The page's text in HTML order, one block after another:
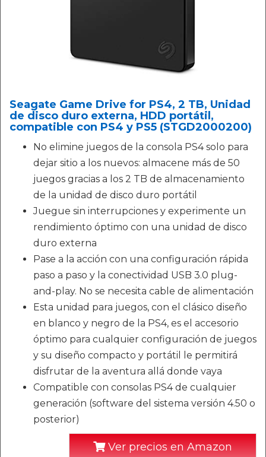
Seagate Game Drive for PS4, 2 TB, Unidad
de disco duro externa, HDD portátil,
compatible con PS4 y PS5 (STGD2000200)
No elimine juegos de la consola PS4 solo para
dejar sitio a los nuevos: almacene más de 50
juegos gracias a los 2 TB de almacenamiento
de la unidad de disco duro portátil
Juegue sin interrupciones y experimente un
rendimiento óptimo con una unidad de disco
duro externa
Pase a la acción con una configuración rápida
paso a paso y la conectividad USB 3.0 plug-
and-play. No se necesita cable de alimentación
Esta unidad para juegos, con el clásico diseño
en blanco y negro de la PS4, es el accesorio
óptimo para cualquier configuración de juegos
y su diseño compacto y portátil le permitirá
disfrutar de la aventura allá donde vaya
Compatible con consolas PS4 de cualquier
generación (software del sistema versión 4.50 o
posterior)
Ver precios en Amazon